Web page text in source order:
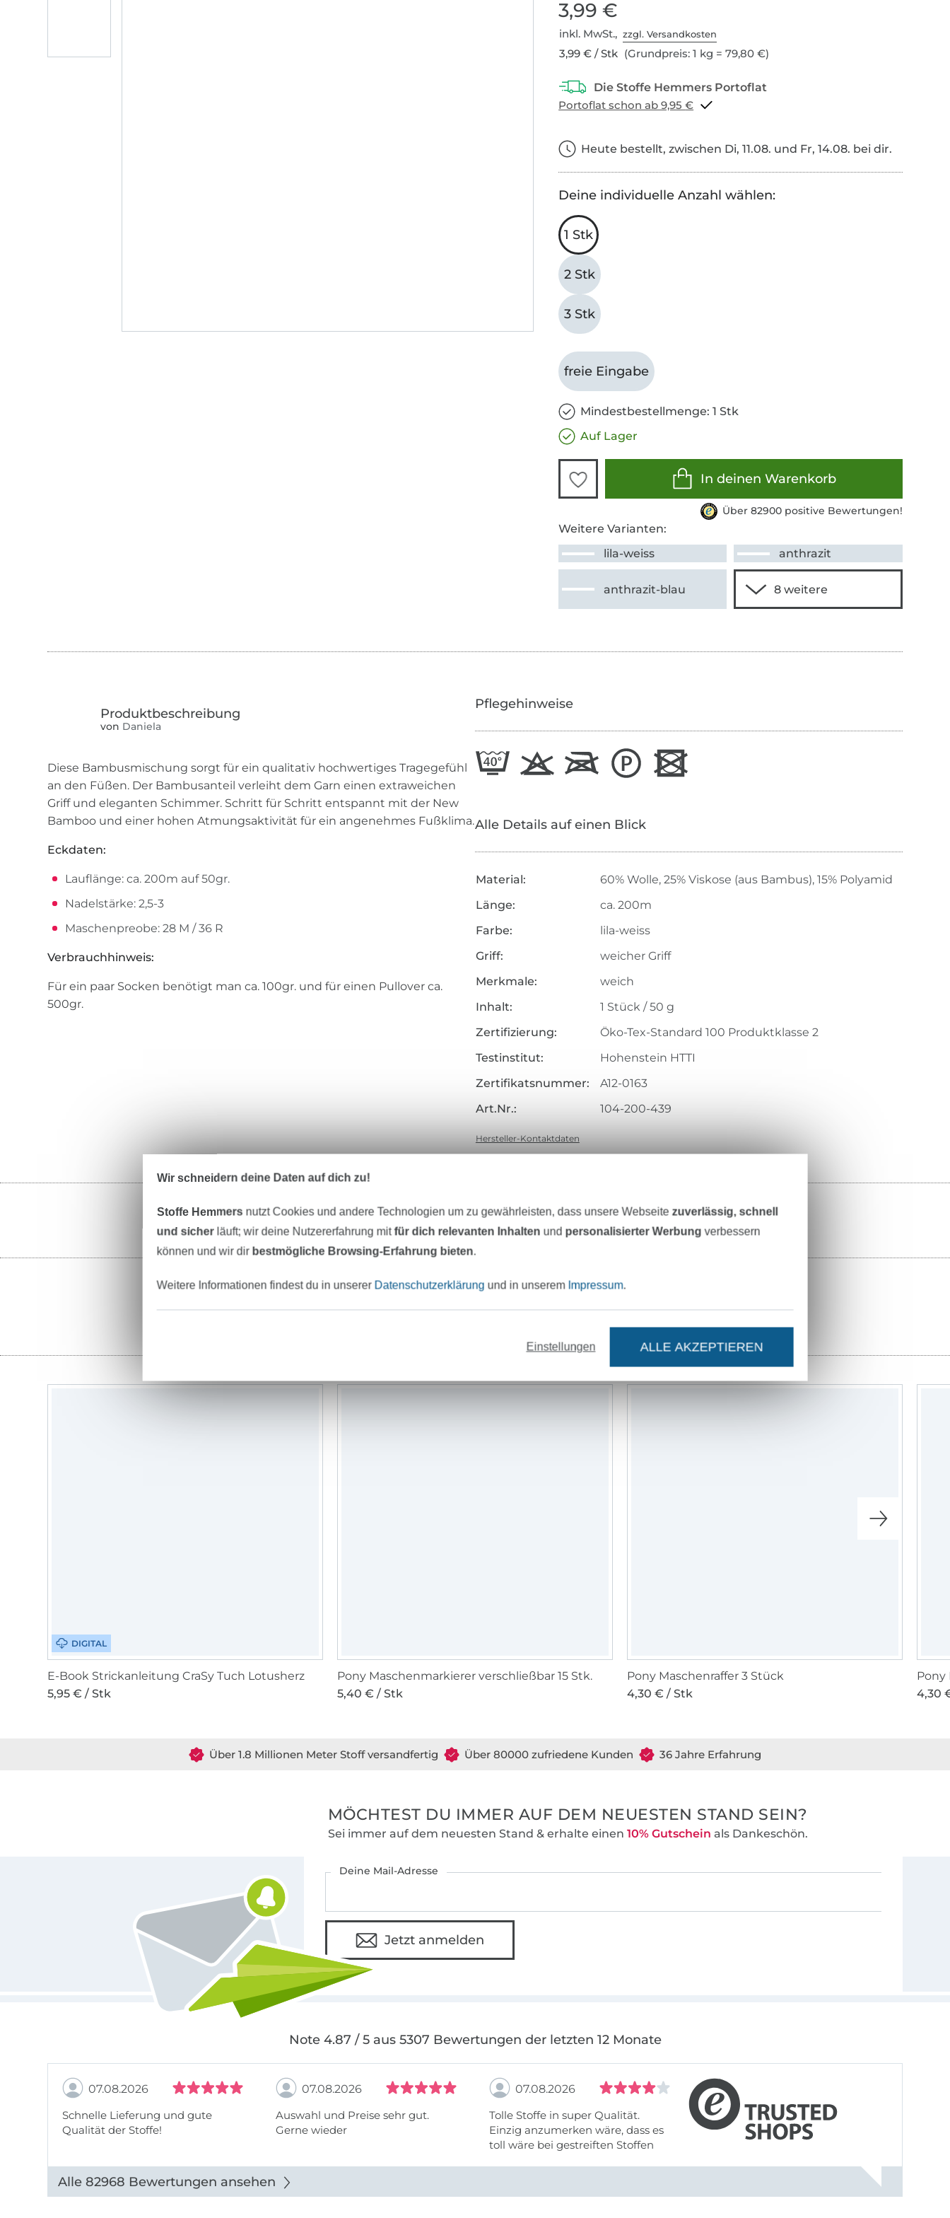
3,99 €
inkl. MwSt.,zzgl. Versandkosten
3,99 € / Stk (Grundpreis: 1 kg = 79,80 €)
Portoflat schon ab 9,95 €
Heute bestellt, zwischen Di, 11.08. und Fr, 14.08. bei dir.
Deine individuelle Anzahl wählen:
1 Stk
2 Stk
3 Stk
freie Eingabe
Mindestbestellmenge: 1 Stk
Auf Lager
In deinen Warenkorb
Über 82900 positive Bewertungen!
Weitere Varianten:
lila-weiss
anthrazit
anthrazit-blau
von Daniela
Diese Bambusmischung sorgt für ein qualitativ hochwertiges Tragegefühl
an den Füßen. Der Bambusanteil verleiht dem Garn einen extraweichen
Griff und eleganten Schimmer. Schritt für Schritt entspannt mit der New
Bamboo und einer hohen Atmungsaktivität für ein angenehmes Fußklima.
Eckdaten:
Lauflänge: ca. 200m auf 50gr.
Nadelstärke: 2,5-3
Maschenpreobe: 28 M / 36 R
Verbrauchhinweis:
Für ein paar Socken benötigt man ca. 100gr. und für einen Pullover ca.
500gr.
Pflegehinweise
Alle Details auf einen Blick
Material:
60% Wolle, 25% Viskose (aus Bambus), 15% Polyamid
Länge:
ca. 200m
Farbe:
lila-weiss
Griff:
weicher Griff
Merkmale:
weich
Inhalt:
1 Stück / 50 g
Zertifizierung:
Öko-Tex-Standard 100 Produktklasse 2
Testinstitut:
Hohenstein HTTI
Zertifikatsnummer:
A12-0163
Art.Nr.:
104-200-439
Hersteller-Kontaktdaten
Unser Tipp: Das passt dazu
DIGITAL
E-Book Strickanleitung CraSy Tuch Lotusherz
5,95 € / Stk
Pony Maschenmarkierer verschließbar 15 Stk.
5,40 € / Stk
Pony Maschenraffer 3 Stück
4,30 € / Stk
Pony
4,30
Über 1.8 Millionen Meter Stoff versandfertig Über 80000 zufriedene Kunden 36 Jahre Erfahrung
MÖCHTEST DU IMMER AUF DEM NEUESTEN STAND SEIN?
Sei immer auf dem neuesten Stand & erhalte einen 10% Gutschein als Dankeschön.
Deine Mail-Adresse
Jetzt anmelden
Note 4.87 / 5 aus 5307 Bewertungen der letzten 12 Monate
07.08.2026
Schnelle Lieferung und gute
Qualität der Stoffe!
07.08.2026
Auswahl und Preise sehr gut.
Gerne wieder
07.08.2026
Tolle Stoffe in super Qualität.
Einzig anzumerken wäre, dass es
toll wäre bei gestreiften Stoffen
Alle 82968 Bewertungen ansehen
Wir schneidern deine Daten auf dich zu!
Stoffe Hemmers nutzt Cookies und andere Technologien um zu gewährleisten, dass unsere Webseitezuverlässig, schnell
und sicherläuft; wir deine Nutzererfahrung mitfür dich relevanten Inhalten und personalisierter Werbung verbessern
können und wir dir bestmögliche Browsing-Erfahrung bieten.
Weitere Informationen findest du in unserer Datenschutzerklärung und in unserem Impressum.
Einstellungen ALLE AKZEPTIEREN